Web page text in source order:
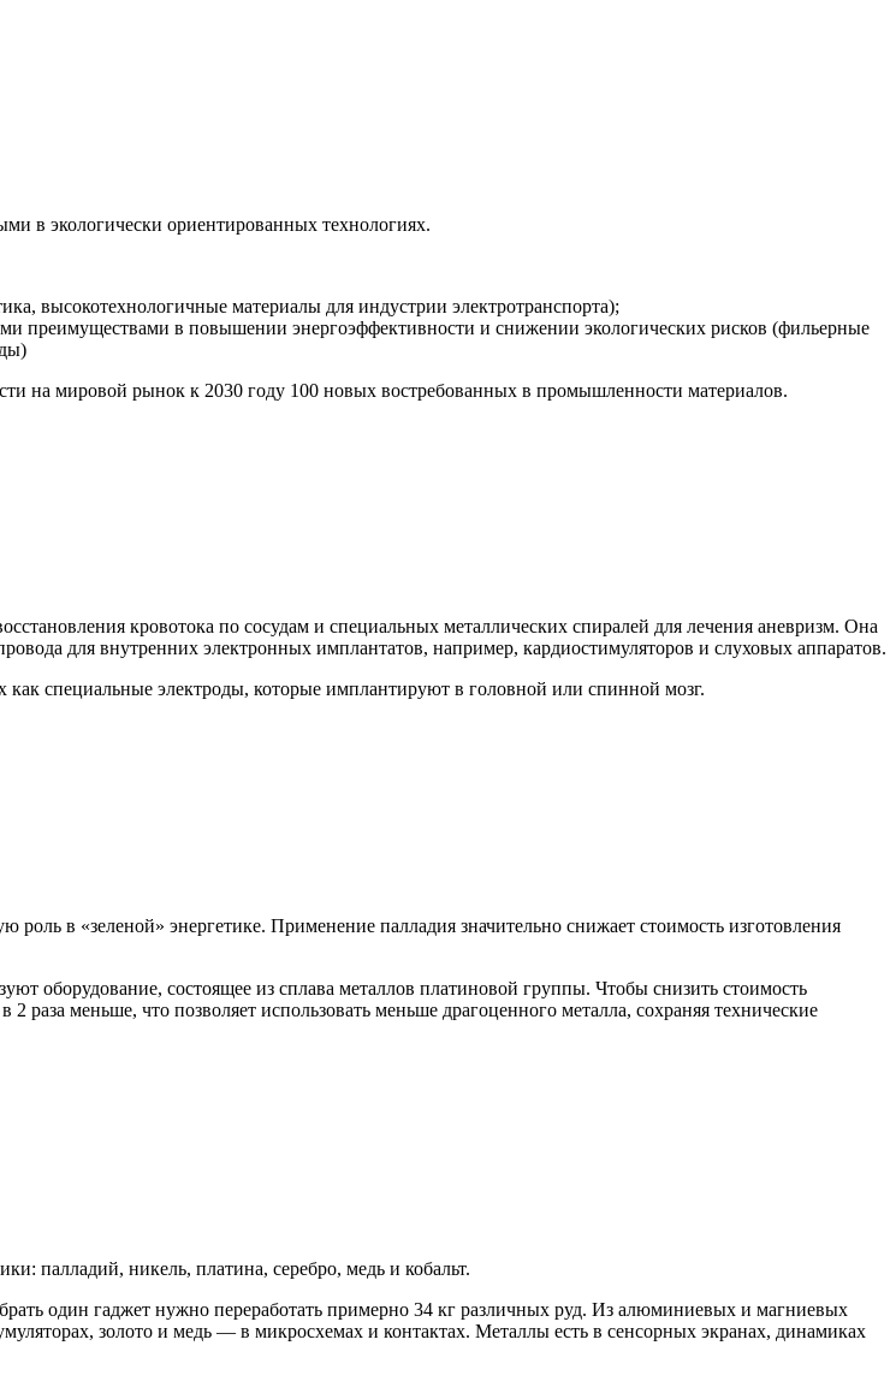
в экологически ориентированных технологиях.
высокотехнологичные материалы для индустрии электротранспорта);
преимуществами в повышении энергоэффективности и снижении экологических рисков (фильерные
на мировой рынок к 2030 году 100 новых востребованных в промышленности материалов.
кровотока по сосудам и специальных металлических спиралей для лечения аневризм. Она
для внутренних электронных имплантатов, например, кардиостимуляторов и слуховых аппаратов.
специальные электроды, которые имплантируют в головной или спинной мозг.
в «зеленой» энергетике. Применение палладия значительно снижает стоимость изготовления
оборудование, состоящее из сплава металлов платиновой группы. Чтобы снизить стоимость
раза меньше, что позволяет использовать меньше драгоценного металла, сохраняя технические
палладий, никель, платина, серебро, медь и кобальт.
один гаджет нужно переработать примерно 34 кг различных руд. Из алюминиевых и магниевых
золото и медь — в микросхемах и контактах. Металлы есть в сенсорных экранах, динамиках